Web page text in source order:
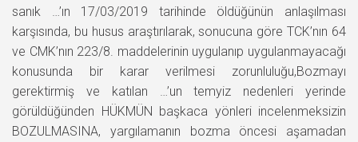
sanık …’ın 17/03/2019 tarihinde öldüğünün anlaşılması
karşısında, bu husus araştırılarak, sonucuna göre TCK’nın 64
ve CMK’nın 223/8. maddelerinin uygulanıp uygulanmayacağı
konusunda bir karar verilmesi zorunluluğu,Bozmayı
gerektirmiş ve katılan …’un temyiz nedenleri yerinde
görüldüğünden HÜKMÜN başkaca yönleri incelenmeksizin
BOZULMASINA, yargılamanın bozma öncesi aşamadan